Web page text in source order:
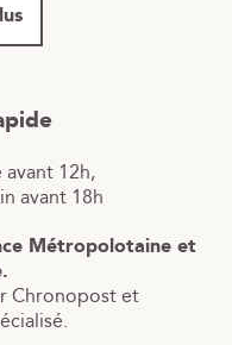
12h,
avant 18h
Métropolotaine et
Chronopost et